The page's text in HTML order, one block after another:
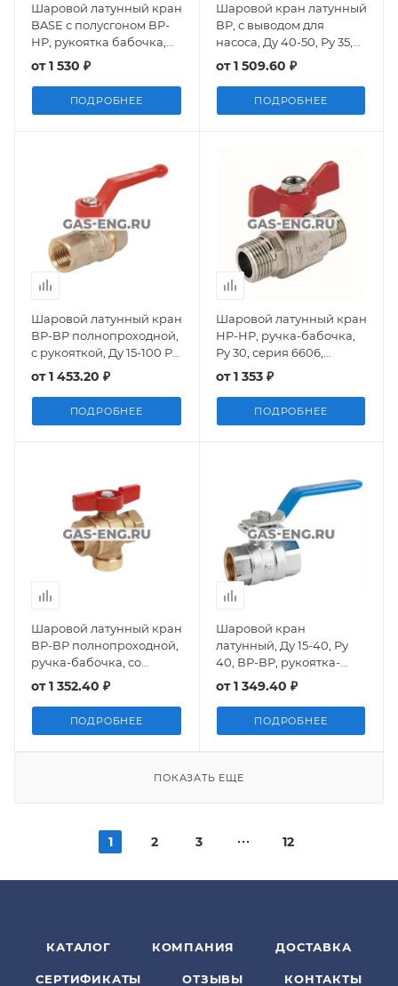
Шаровой латунный кран
BASE с полусгоном ВР-
НР, рукоятка бабочка,
Valtec
от1 530 ₽
ПОДРОБНЕЕ
Шаровой кран латунный
ВР, с выводом для
насоса, Ду 40-50, Ру 35,
ручка-рычаг, R285L,
от1 509.60 ₽
ПОДРОБНЕЕ
Шаровой латунный кран
ВР-ВР полнопроходной,
с рукояткой, Ду 15-100 Ру
40, Danfoss BVR
от1 453.20 ₽
ПОДРОБНЕЕ
Шаровой латунный кран
НР-НР, ручка-бабочка,
Ру 30, серия 6606,
Comap
от1 353 ₽
ПОДРОБНЕЕ
Шаровой латунный кран
ВР-ВР полнопроходной,
ручка-бабочка, со
встроенным фильтром,
R701F DZR
от1 352.40 ₽
ПОДРОБНЕЕ
Шаровой кран
латунный, Ду 15-40, Ру
40, ВР-ВР, рукоятка-
рычаг, GENEBRE
от1 349.40 ₽
ПОДРОБНЕЕ
ПОКАЗАТЬ ЕЩЕ
1 2 3 12
КАТАЛОГ КОМПАНИЯ ДОСТАВКА
СЕРТИФИКАТЫ ОТЗЫВЫ КОНТАКТЫ